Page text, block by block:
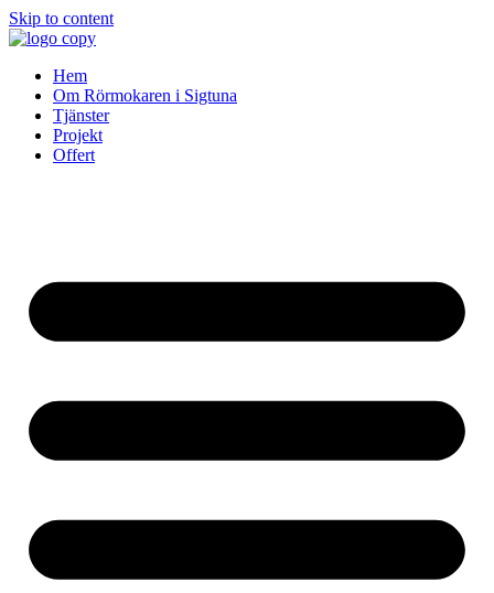
Skip to content
Hem
Om Rörmokaren i Sigtuna
Tjänster
Projekt
Offert